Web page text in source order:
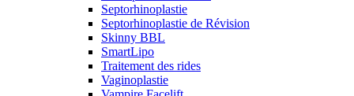
Septorhinoplastie
Septorhinoplastie de Révision
Skinny BBL
SmartLipo
Traitement des rides
Vaginoplastie